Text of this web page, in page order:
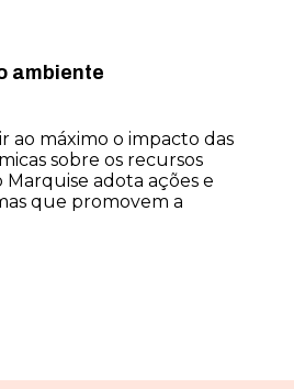
ambiente
ao máximo o impacto das
sobre os recursos
Marquise adota ações e
que promovem a